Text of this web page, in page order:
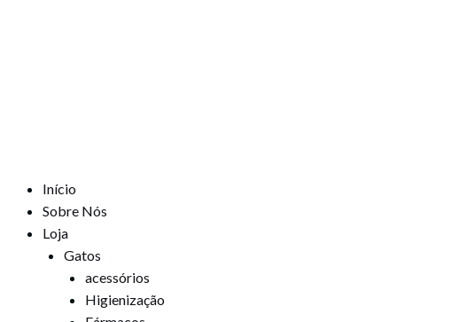
Início
Sobre Nós
Loja
Gatos
acessórios
Higienização